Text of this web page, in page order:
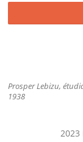
Prosper Lebizu,
1938
2023